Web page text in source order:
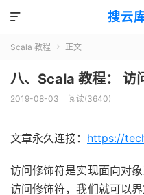
搜云

Scala 教程  正文
八、Scala 教程： 访
2019-08-03 阅读(3640)
文章永久连接： https://
访问修饰符是实现面向对
访问修饰符，我们就可以